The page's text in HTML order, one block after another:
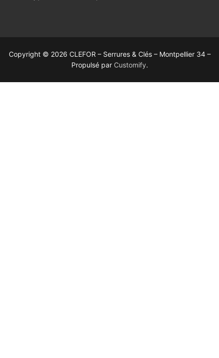
Copyright © 2026 CLEFOR – Serrures & Clés – Montpellier 34 –
Propulsé par Customify.